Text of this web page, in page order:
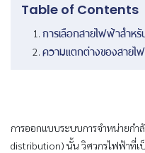
Table of Contents
การเลือกสายไฟฟ้าสำห
ความแตกต่างของสายไ
การออกแบบระบบการจำหน่ายกำ
distribution) นั้น วิศวกรไฟฟ้าที่เ